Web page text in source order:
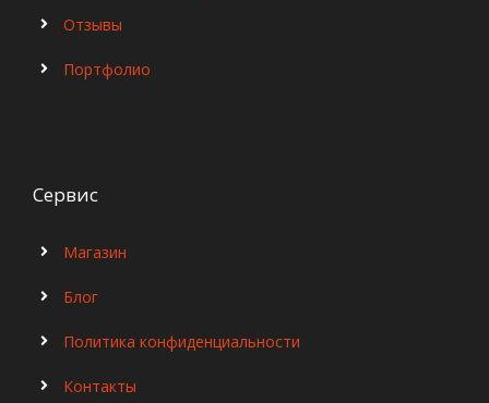
Отзывы
Портфолио
Сервис
Магазин
Блог
Политика конфиденциальности
Контакты